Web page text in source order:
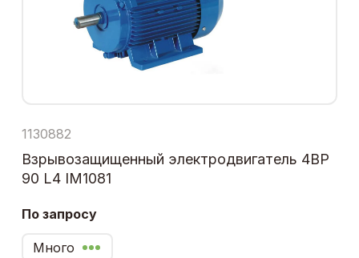
1130882
Взрывозащищенный электродвигатель 4ВР
90 L4 IM1081
По запросу
Много